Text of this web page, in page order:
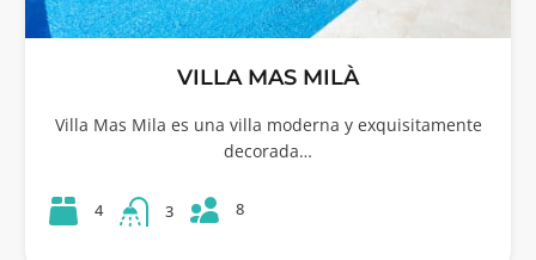
VILLA MAS MILÀ
Villa Mas Mila es una villa moderna y exquisitamente
decorada…
4 3 8